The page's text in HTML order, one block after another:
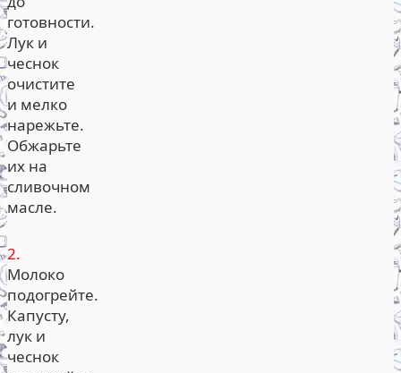
готовности.
Лук и
чеснок
очистите
и мелко
нарежьте.
Обжарьте
их на
сливочном
масле.
2.
Молоко
подогрейте.
Капусту,
лук и
чеснок